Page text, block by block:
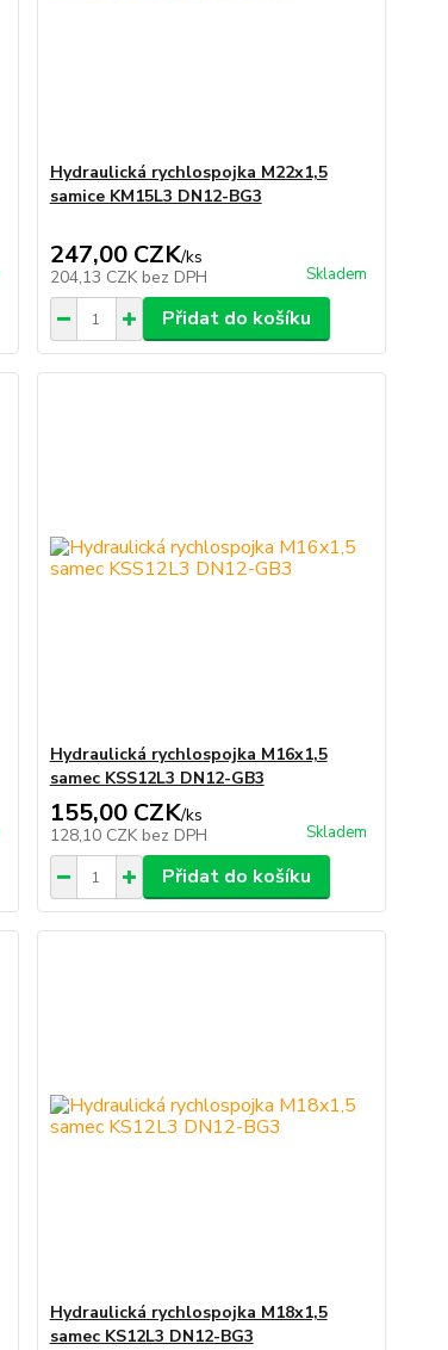
Hydraulická rychlospojka M22x1,5
samice KM15L3 DN12-BG3
247,00 CZK/ks
204,13 CZK bez DPH Skladem
Přidat do košíku
Hydraulická rychlospojka M16x1,5
samec KSS12L3 DN12-GB3
155,00 CZK/ks
128,10 CZK bez DPH Skladem
Přidat do košíku
Hydraulická rychlospojka M18x1,5
samec KS12L3 DN12-BG3